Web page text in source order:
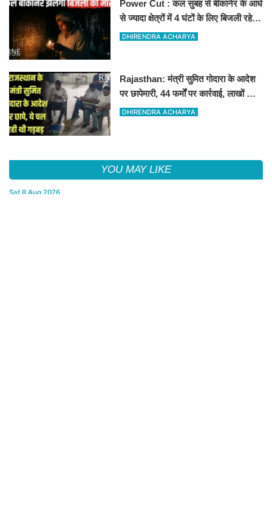
Power Cut : कल सुबह से बीकानेर के आधे
से ज्यादा क्षेत्रों में 4 घंटों के लिए बिजली रहेगी
गुल
DHIRENDRA ACHARYA
Rajasthan: मंत्री सुमित गोदारा के आदेश
पर छापेमारी, 44 फर्मों पर कार्रवाई, लाखों का
जुर्माना
DHIRENDRA ACHARYA
YOU MAY LIKE
Sat,8 Aug 2026